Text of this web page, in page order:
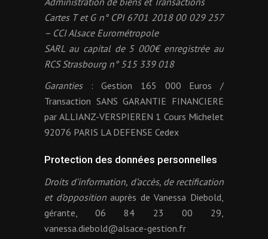
Cartes T et G n° CPI 6701 2018 00 029 257
– CCI Alsace Eurométropole
SARL au capital de 5 000€ enregistrée au
RCS Strasbourg n° 515 339 018
Garanties: Gestion 165 000 Euros /
Transaction SANS GARANTIE FINANCIERE
par ALLIANZ-VERSPIEREN 1 Cours Michelet
92076 PARIS LA DEFENSE Cedex
Protection des données personnelles
Droits d’information, d’accès, de rectification
et d’oppositionauprès de Vanessa Diebold,
gérante, 06 84 23 00 29,
vanessa.diebold@alsace-gestion.fr